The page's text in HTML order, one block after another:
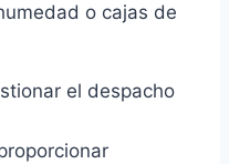
o cajas de
el despacho